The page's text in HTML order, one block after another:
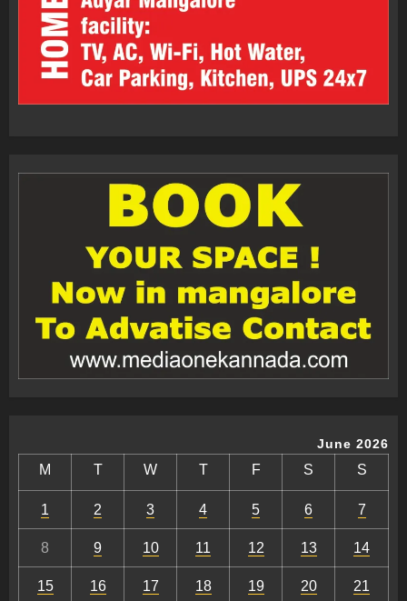
June 2026
M T W T F S S
1 2 3 4 5 6 7
8 9 10 11 12 13 14
15 16 17 18 19 20 21